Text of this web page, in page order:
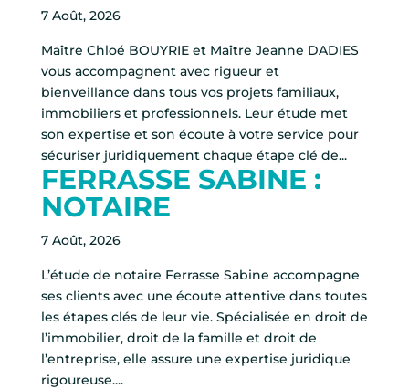
7 Août, 2026
Maître Chloé BOUYRIE et Maître Jeanne DADIES
vous accompagnent avec rigueur et
bienveillance dans tous vos projets familiaux,
immobiliers et professionnels. Leur étude met
son expertise et son écoute à votre service pour
sécuriser juridiquement chaque étape clé de...
FERRASSE SABINE :
NOTAIRE
7 Août, 2026
L’étude de notaire Ferrasse Sabine accompagne
ses clients avec une écoute attentive dans toutes
les étapes clés de leur vie. Spécialisée en droit de
l’immobilier, droit de la famille et droit de
l’entreprise, elle assure une expertise juridique
rigoureuse....